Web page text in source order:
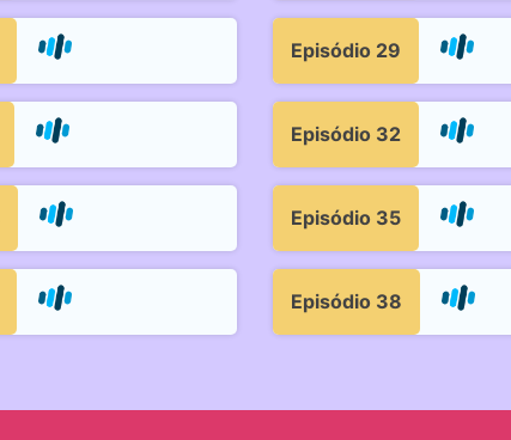
Episódio 29
Episódio 32
Episódio 35
Episódio 38